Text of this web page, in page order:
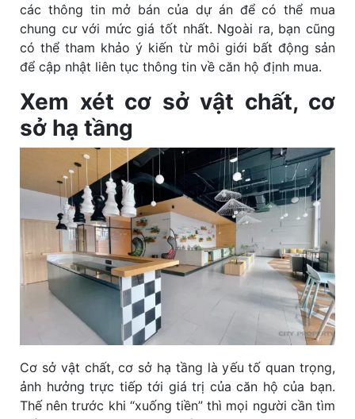
các thông tin mở bán của dự án để có thể mua
chung cư với mức giá tốt nhất. Ngoài ra, bạn cũng
có thể tham khảo ý kiến từ môi giới bất động sản
để cập nhật liên tục thông tin về căn hộ định mua.
Xem xét cơ sở vật chất, cơ
sở hạ tầng
Cơ sở vật chất, cơ sở hạ tầng là yếu tố quan trọng,
ảnh hưởng trực tiếp tới giá trị của căn hộ của bạn.
Thế nên trước khi “xuống tiền” thì mọi người cần tìm